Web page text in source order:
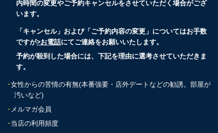
内時間の変更やご予約キャンセルをさせていただく場合がござ
います。
「キャンセル」および「ご予約内容の変更」についてはお手数
ですが>お電話にてご連絡をお願いいたします。
予約が殺到した場合には、下記を理由に選考させていただきま
す。
･女性からの苦情の有無(本番強要・店外デートなどの勧誘。部屋が
汚いなど)
･ メルマガ会員
･当店の利用頻度